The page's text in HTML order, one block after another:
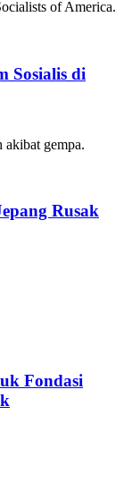
Sosialis di
Rusak
Fondasi